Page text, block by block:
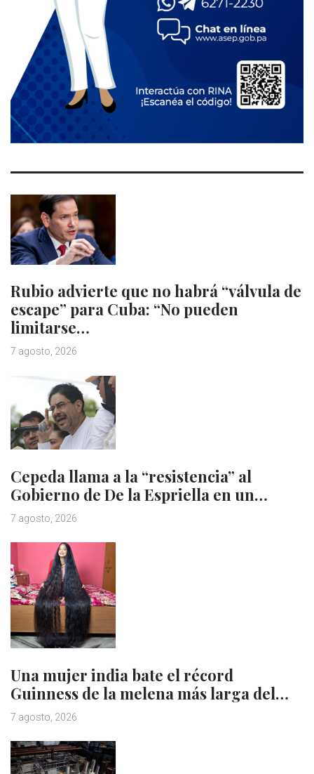
Rubio advierte que no habrá “válvula de
escape” para Cuba: “No pueden
limitarse…
7 agosto, 2026
Cepeda llama a la “resistencia” al
Gobierno de De la Espriella en un…
7 agosto, 2026
Una mujer india bate el récord
Guinness de la melena más larga del…
7 agosto, 2026